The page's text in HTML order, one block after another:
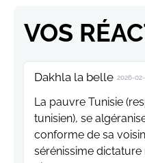
VOS
Dakhla la belle 2026-
La pauvre Tunisie
tunisien), se
conforme de sa
sérénissime